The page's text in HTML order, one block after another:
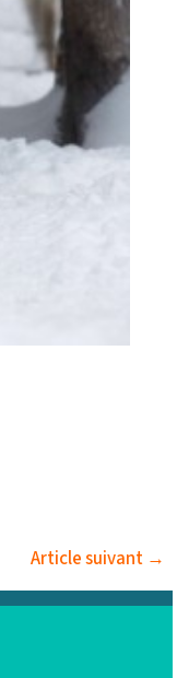
Article suivant →